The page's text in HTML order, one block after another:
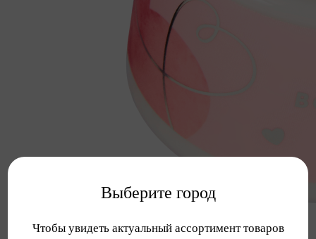
Выберите город
Чтобы увидеть актуальный ассортимент товаров